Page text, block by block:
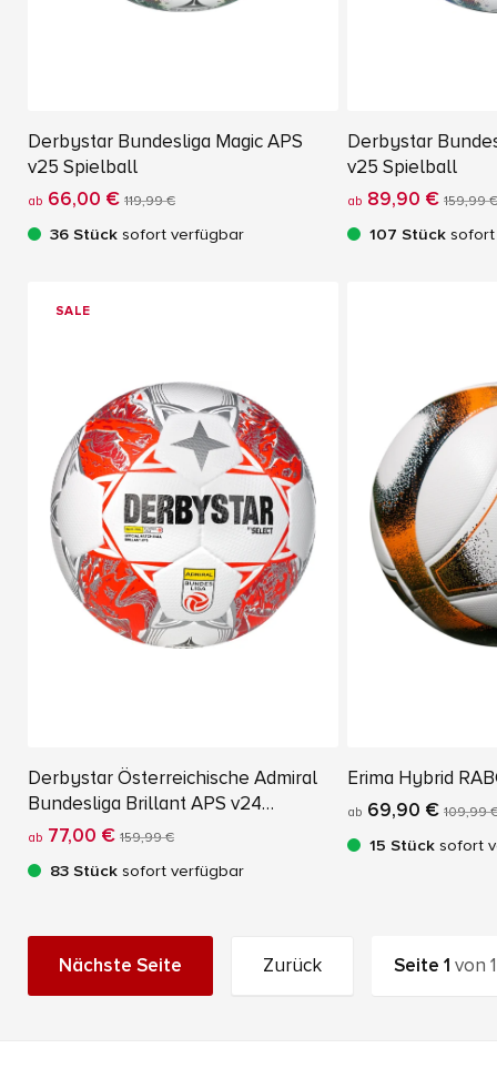
Derbystar Bundesliga Magic APS
v25 Spielball
ab 66,00 € 119,99 €
36 Stück sofort verfügbar
Derbystar
v25 Spielball
ab 89,90 € 159,99 €
107 Stück
SALE
Derbystar Österreichische Admiral
Bundesliga Brillant APS v24
Spielball
ab 77,00 € 159,99 €
83 Stück sofort verfügbar
Erima Hybrid
ab 69,90 € 109,99
15 Stück sofort
Nächste Seite Zurück Seite1 von1